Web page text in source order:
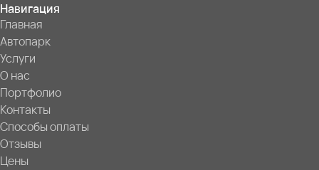
Навигация
Главная
Автопарк
Услуги
О нас
Портфолио
Контакты
Способы оплаты
Отзывы
Цены